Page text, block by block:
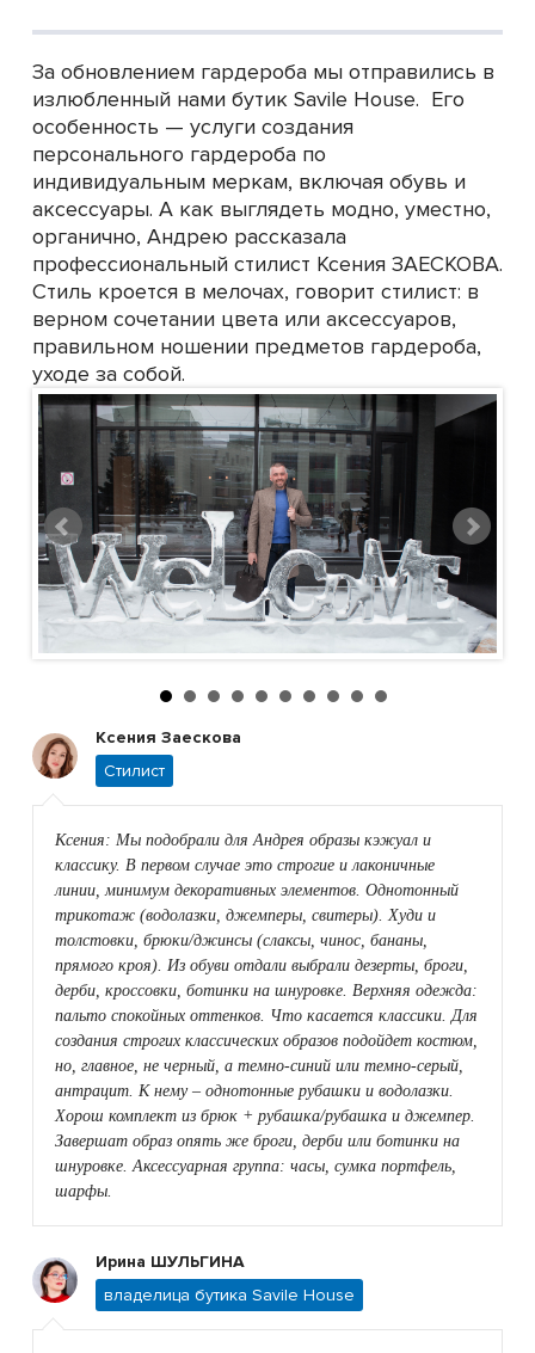
За обновлением гардероба мы отправились в
излюбленный нами бутик Savile House. Его
особенность — услуги создания
персонального гардероба по
индивидуальным меркам, включая обувь и
аксессуары. А как выглядеть модно, уместно,
органично, Андрею рассказала
профессиональный стилист Ксения ЗАЕСКОВА.
Стиль кроется в мелочах, говорит стилист: в
верном сочетании цвета или аксессуаров,
правильном ношении предметов гардероба,
уходе за собой.
Ксения Заескова
Стилист
Ксения : Мы подобрали для Андрея образы кэжуал и
классику. В первом случае это строгие и лаконичные
линии, минимум декоративных элементов. Однотонный
трикотаж (водолазки, джемперы, свитеры). Худи и
толстовки, брюки/джинсы (слаксы, чинос, бананы,
прямого кроя). Из обуви отдали выбрали дезерты, броги,
дерби, кроссовки, ботинки на шнуровке. Верхняя одежда:
пальто спокойных оттенков. Что касается классики. Для
создания строгих классических образов подойдет костюм,
но, главное, не черный, а темно-синий или темно-серый,
антрацит. К нему – однотонные рубашки и водолазки.
Хорош комплект из брюк + рубашка/рубашка и джемпер.
Завершат образ опять же броги, дерби или ботинки на
шнуровке. Аксессуарная группа: часы, сумка портфель,
шарфы.
Ирина ШУЛЬГИНА
владелица бутика Savile House